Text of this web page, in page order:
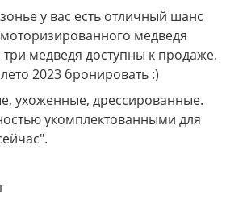
у вас есть отличный шанс
медведя
три медведя доступны к продаже.
2023 бронировать :)
ухоженные, дрессированные.
укомплектованными для